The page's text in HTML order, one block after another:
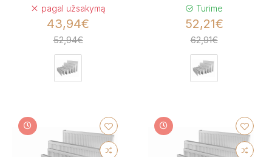
pagal užsakymą
43,94€
52,94€
Turime
52,21€
62,91€